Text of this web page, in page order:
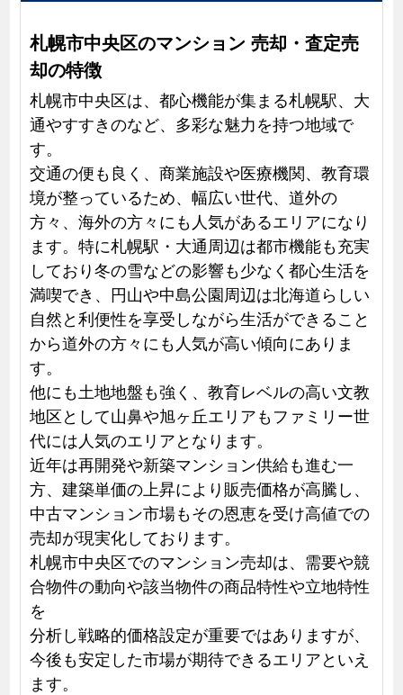
札幌市中央区のマンション 売却・査定売
却の特徴
札幌市中央区は、都心機能が集まる札幌駅、大
通やすすきのなど、多彩な魅力を持つ地域で
す。
交通の便も良く、商業施設や医療機関、教育環
境が整っているため、幅広い世代、道外の
方々、海外の方々にも人気があるエリアになり
ます。特に札幌駅・大通周辺は都市機能も充実
しており冬の雪などの影響も少なく都心生活を
満喫でき、円山や中島公園周辺は北海道らしい
自然と利便性を享受しながら生活ができること
から道外の方々にも人気が高い傾向にありま
す。
他にも土地地盤も強く、教育レベルの高い文教
地区として山鼻や旭ヶ丘エリアもファミリー世
代には人気のエリアとなります。
近年は再開発や新築マンション供給も進む一
方、建築単価の上昇により販売価格が高騰し、
中古マンション市場もその恩恵を受け高値での
売却が現実化しております。
札幌市中央区でのマンション売却は、需要や競
合物件の動向や該当物件の商品特性や立地特性
を
分析し戦略的価格設定が重要ではありますが、
今後も安定した市場が期待できるエリアといえ
ます。